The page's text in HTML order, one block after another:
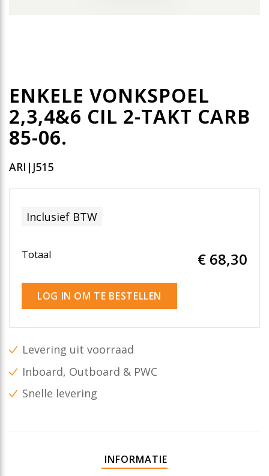
ENKELE VONKSPOEL
2,3,4&6 CIL 2-TAKT CARB
85-06.
ARI|J515
Inclusief BTW
Totaal € 68,30
LOG IN OM TE BESTELLEN
Levering uit voorraad
Inboard, Outboard & PWC
Snelle levering
INFORMATIE